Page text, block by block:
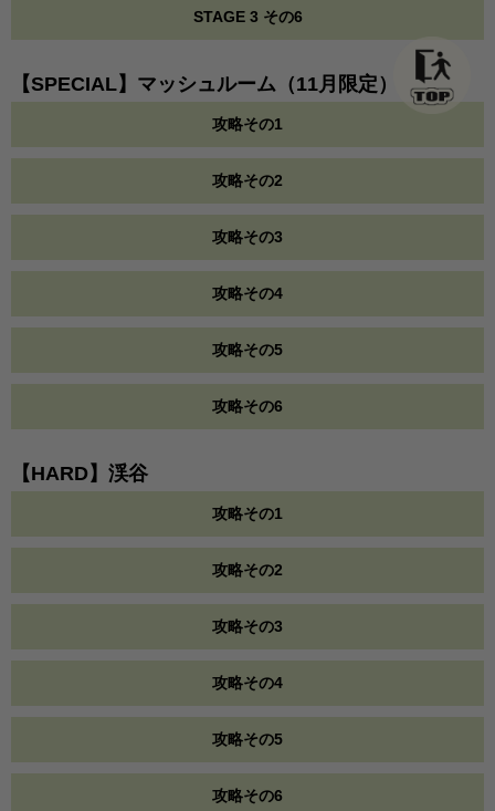
STAGE 3 その6
【SPECIAL】マッシュルーム（11月限定）
攻略その1
攻略その2
攻略その3
攻略その4
攻略その5
攻略その6
【HARD】渓谷
攻略その1
攻略その2
攻略その3
攻略その4
攻略その5
攻略その6